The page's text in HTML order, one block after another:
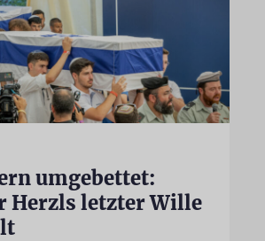
umgebettet:
Herzls letzter Wille